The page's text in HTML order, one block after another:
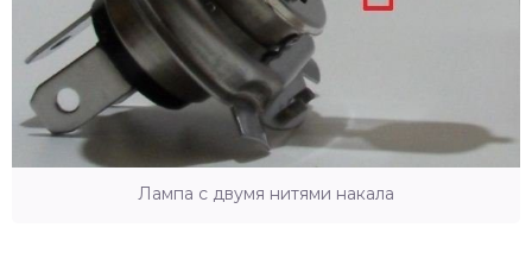
Лампа с двумя нитями накала